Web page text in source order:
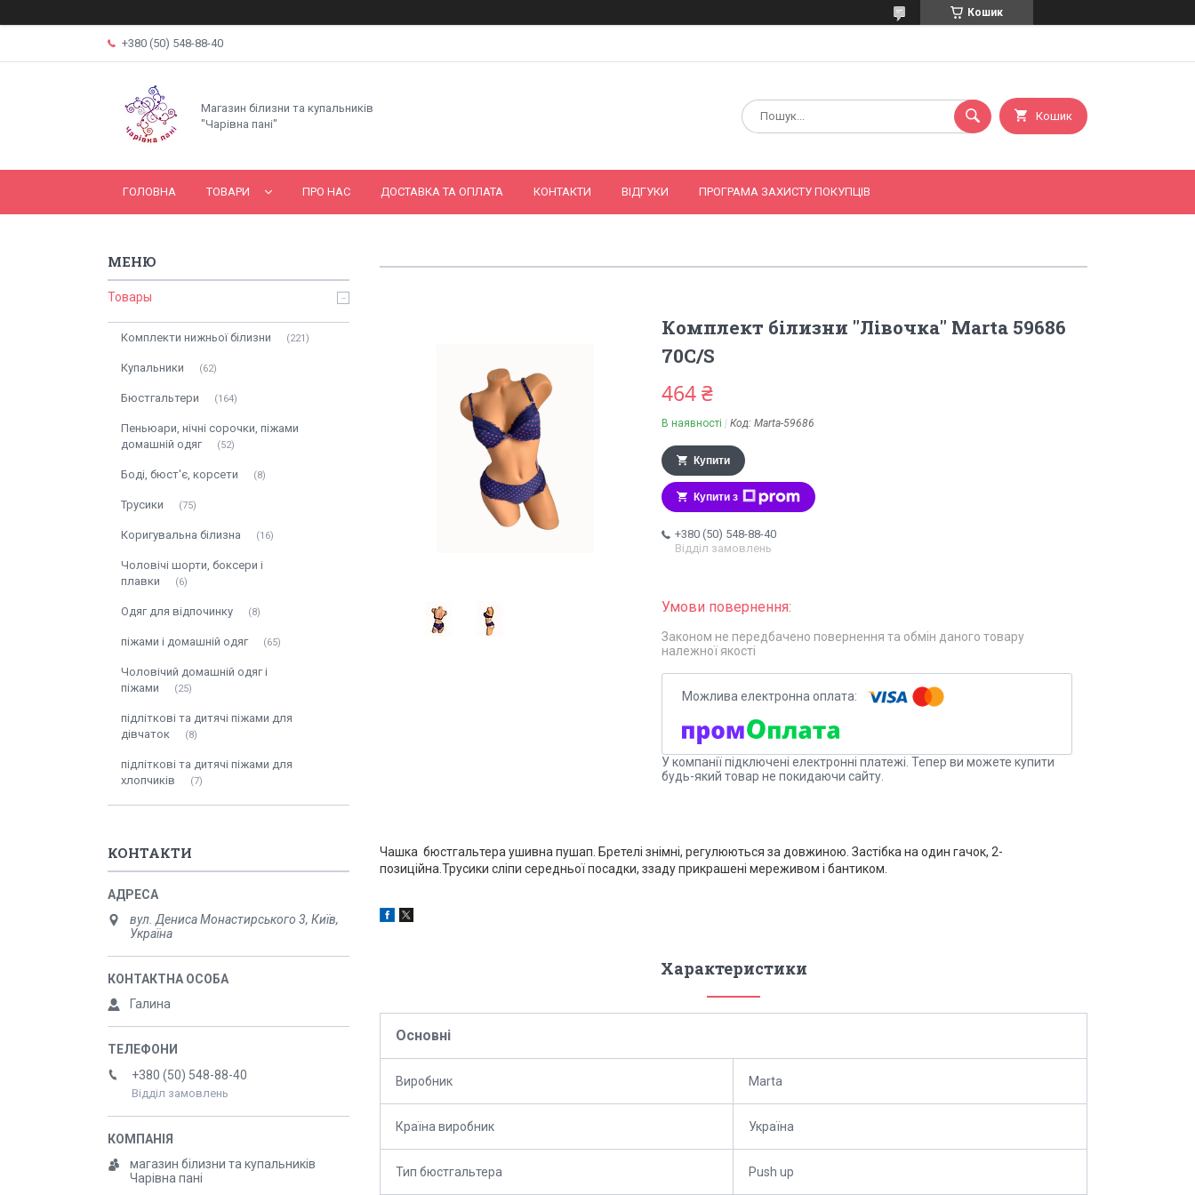
Кошик
+380 (50) 548-88-40
Магазин білизни та купальників
"Чарівна пані"
Кошик
ГОЛОВНА ТОВАРИ ПРО НАС ДОСТАВКА ТА ОПЛАТА КОНТАКТИ ВІДГУКИ ПРОГРАМА ЗАХИСТУ ПОКУПЦІВ
Комплект білизни "Лівочка" Marta 59686
70С/S
464 ₴
В наявності Код: Marta-59686
Купити
Купити з
+380 (50) 548-88-40
Відділ замовлень
Законом не передбачено повернення та обмін даного товару
належної якості
У компанії підключені електронні платежі. Тепер ви можете купити
будь-який товар не покидаючи сайту.
Чашка бюстгальтера ушивна пушап. Бретелі знімні, регулюються за довжиною. Застібка на один гачок, 2-
позиційна.Трусики сліпи середньої посадки, ззаду прикрашені мереживом і бантиком.
Характеристики
Основні
Виробник Marta
Країна виробник Україна
Тип бюстгальтера Push up
Товары
Комплекти нижньої білизни 221
Купальники 62
Бюстгальтери 164
Пеньюари, нічні сорочки, піжами
домашній одяг
52
Боді, бюст'є, корсети 8
Трусики 75
Коригувальна білизна 16
Чоловічі шорти, боксери і
плавки
6
Одяг для відпочинку 8
піжами і домашній одяг 65
Чоловічий домашній одяг і
піжами
25
підліткові та дитячі піжами для
дівчаток
8
підліткові та дитячі піжами для
хлопчиків
7
КОНТАКТИ
вул. Дениса Монастирського 3, Київ,
Україна
Галина
+380 (50) 548-88-40
Відділ замовлень
магазин білизни та купальників
Чарівна пані